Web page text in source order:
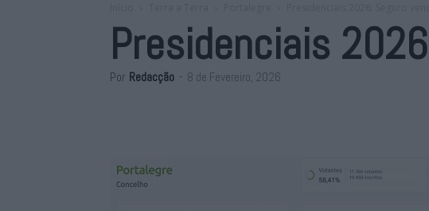
Presidenciais
Por Redacção - 8 de Fevereiro, 2026